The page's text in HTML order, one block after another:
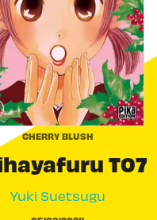
CHERRY BLUSH
T07
Yuki Suetsugu